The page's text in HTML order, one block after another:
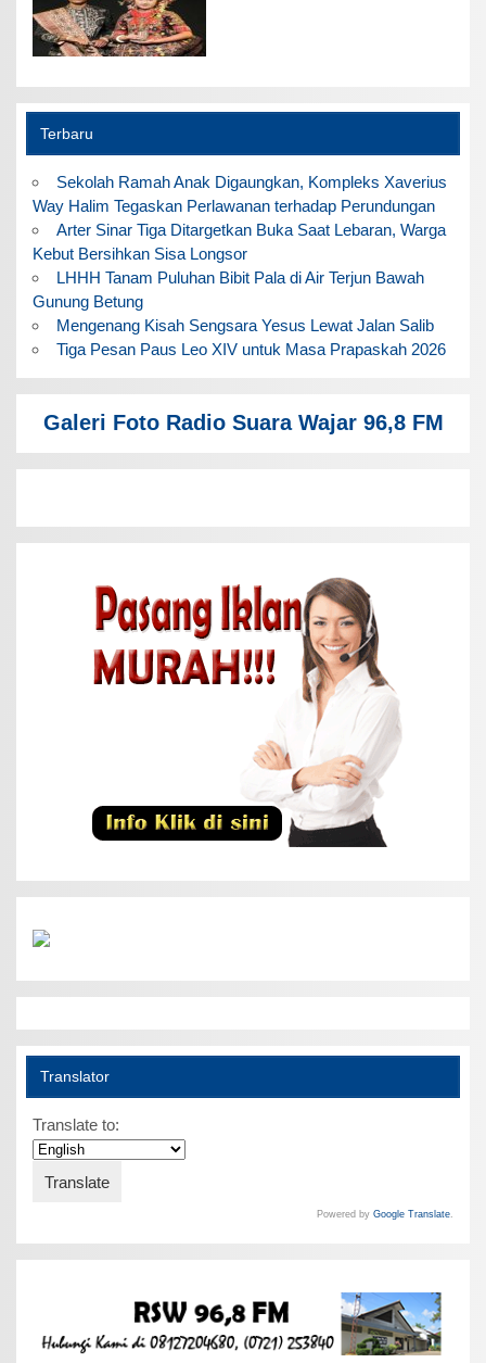
Terbaru
Sekolah Ramah Anak Digaungkan, Kompleks Xaverius
Way Halim Tegaskan Perlawanan terhadap Perundungan
Arter Sinar Tiga Ditargetkan Buka Saat Lebaran, Warga
Kebut Bersihkan Sisa Longsor
LHHH Tanam Puluhan Bibit Pala di Air Terjun Bawah
Gunung Betung
Mengenang Kisah Sengsara Yesus Lewat Jalan Salib
Tiga Pesan Paus Leo XIV untuk Masa Prapaskah 2026
Galeri Foto Radio Suara Wajar 96,8 FM
Translator
Translate to:
Powered by Google Translate.